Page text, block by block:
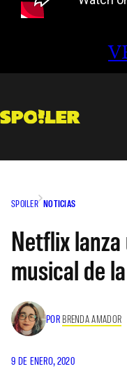
SPOILER NOTICIAS
Netflix
musical de
POR BRENDA AMADOR
9 DE ENERO, 2020